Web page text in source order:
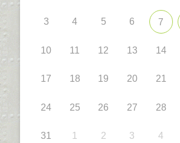
3 4 5 6 7
10 11 12 13 14
17 18 19 20 21
24 25 26 27 28
31 1 2 3 4